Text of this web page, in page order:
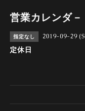
営業カレンダ－
指定なし 2019-09-29
定休日